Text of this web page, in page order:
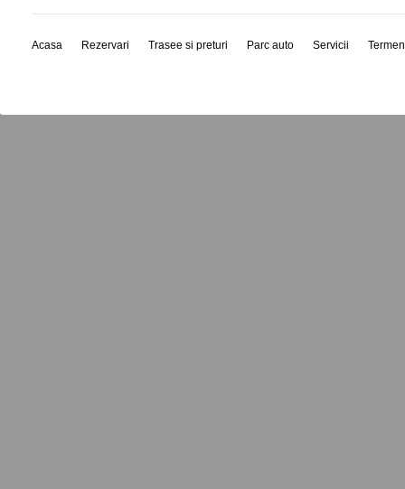
Acasa Rezervari Trasee si preturi Parc auto Servicii